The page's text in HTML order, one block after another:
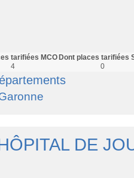
tarifiées MCO
4
Dont places tarifiées
0
DE